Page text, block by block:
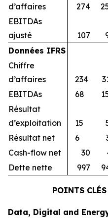
d’affaires
274
EBITDAs
ajusté
107
Données IFRS
Chiffre
d’affaires
234
EBITDAs
68
Résultat
d’exploitation
15
Résultat net
6
Cash-flow net
30
Dette nette
997
POINTS
Data, Digital and